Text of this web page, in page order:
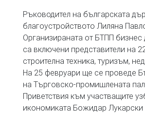
Ръководител на българската
благоустройството Лиляна
Организираната от БТПП бизнес
са включени представители на
строителна техника, туризъм,
На 25 февруари ще се проведе
на Търговско-промишлената
Приветствия към участващите
икономиката Божидар Лукарски